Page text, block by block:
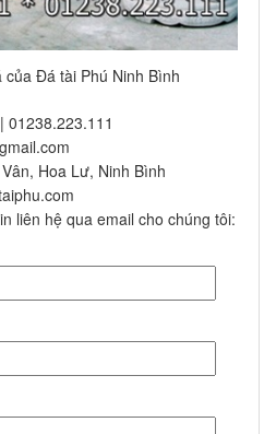
Đá tài Phú Ninh Bình
01238.223.111
Hoa Lư, Ninh Bình
liên hệ qua email cho chúng tôi: